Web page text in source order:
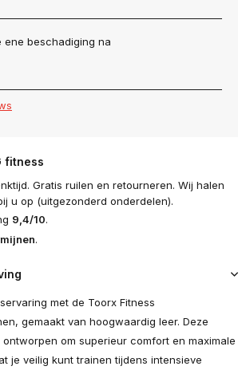
ene beschadiging na
fitness
Gratis ruilen en retourneren. Wij halen
u op (uitgezonderd onderdelen).
9,4/10.
.
met de Toorx Fitness
gemaakt van hoogwaardig leer. Deze
om superieur comfort en maximale
je veilig kunt trainen tijdens intensieve